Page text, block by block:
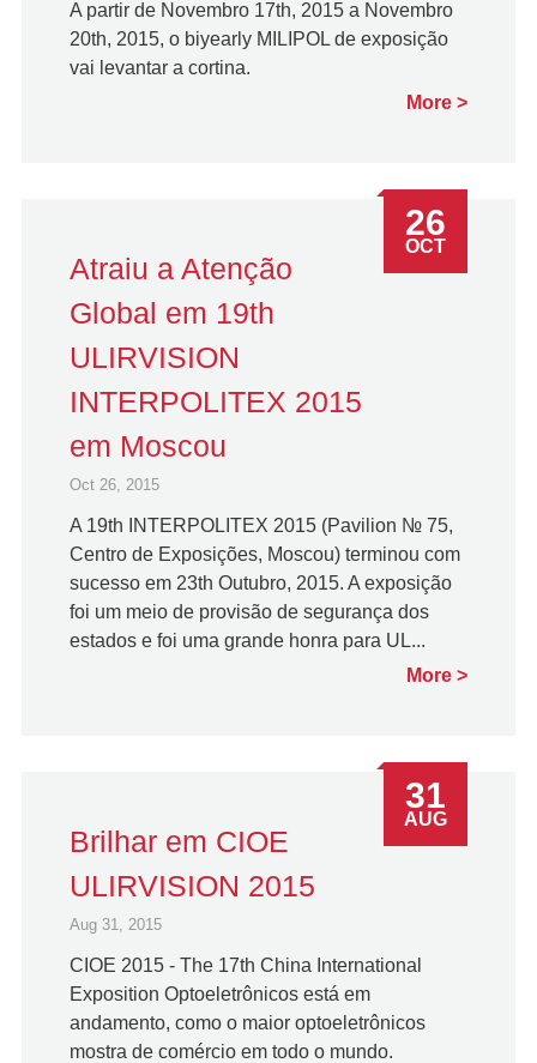
A partir de Novembro 17th, 2015 a Novembro
20th, 2015, o biyearly MILIPOL de exposição
vai levantar a cortina.
More
Atraiu a Atenção
Global em 19th
ULIRVISION
INTERPOLITEX 2015
em Moscou
Oct 26, 2015
A 19th INTERPOLITEX 2015 (Pavilion № 75,
Centro de Exposições, Moscou) terminou com
sucesso em 23th Outubro, 2015. A exposição
foi um meio de provisão de segurança dos
estados e foi uma grande honra para UL...
More
26
OCT
Brilhar em CIOE
ULIRVISION 2015
Aug 31, 2015
CIOE 2015 - The 17th China International
Exposition Optoeletrônicos está em
andamento, como o maior optoeletrônicos
mostra de comércio em todo o mundo.
31
AUG